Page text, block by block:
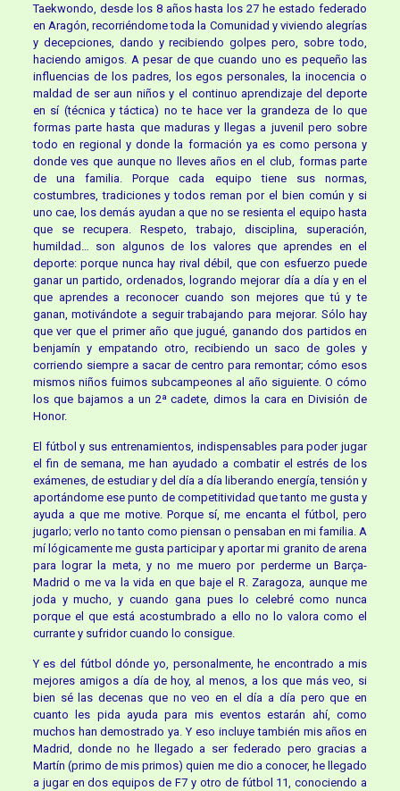
Taekwondo, desde los 8 años hasta los 27 he estado federado
en Aragón, recorriéndome toda la Comunidad y viviendo alegrías
y decepciones, dando y recibiendo golpes pero, sobre todo,
haciendo amigos. A pesar de que cuando uno es pequeño las
influencias de los padres, los egos personales, la inocencia o
maldad de ser aun niños y el continuo aprendizaje del deporte
en sí (técnica y táctica) no te hace ver la grandeza de lo que
formas parte hasta que maduras y llegas a juvenil pero sobre
todo en regional y donde la formación ya es como persona y
donde ves que aunque no lleves años en el club, formas parte
de una familia. Porque cada equipo tiene sus normas,
costumbres, tradiciones y todos reman por el bien común y si
uno cae, los demás ayudan a que no se resienta el equipo hasta
que se recupera. Respeto, trabajo, disciplina, superación,
humildad… son algunos de los valores que aprendes en el
deporte: porque nunca hay rival débil, que con esfuerzo puede
ganar un partido, ordenados, logrando mejorar día a día y en el
que aprendes a reconocer cuando son mejores que tú y te
ganan, motivándote a seguir trabajando para mejorar. Sólo hay
que ver que el primer año que jugué, ganando dos partidos en
benjamín y empatando otro, recibiendo un saco de goles y
corriendo siempre a sacar de centro para remontar; cómo esos
mismos niños fuimos subcampeones al año siguiente. O cómo
los que bajamos a un 2ª cadete, dimos la cara en División de
Honor.
El fútbol y sus entrenamientos, indispensables para poder jugar
el fin de semana, me han ayudado a combatir el estrés de los
exámenes, de estudiar y del día a día liberando energía, tensión y
aportándome ese punto de competitividad que tanto me gusta y
ayuda a que me motive. Porque sí, me encanta el fútbol, pero
jugarlo; verlo no tanto como piensan o pensaban en mi familia. A
mí lógicamente me gusta participar y aportar mi granito de arena
para lograr la meta, y no me muero por perderme un Barça-
Madrid o me va la vida en que baje el R. Zaragoza, aunque me
joda y mucho, y cuando gana pues lo celebré como nunca
porque el que está acostumbrado a ello no lo valora como el
currante y sufridor cuando lo consigue.
Y es del fútbol dónde yo, personalmente, he encontrado a mis
mejores amigos a día de hoy, al menos, a los que más veo, si
bien sé las decenas que no veo en el día a día pero que en
cuanto les pida ayuda para mis eventos estarán ahí, como
muchos han demostrado ya. Y eso incluye también mis años en
Madrid, donde no he llegado a ser federado pero gracias a
Martín (primo de mis primos) quien me dio a conocer, he llegado
a jugar en dos equipos de F7 y otro de fútbol 11, conociendo a